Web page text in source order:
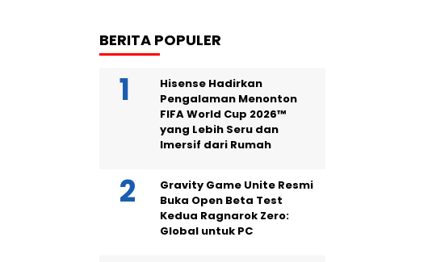
BERITA POPULER
Hisense Hadirkan
Pengalaman Menonton
FIFA World Cup 2026™
yang Lebih Seru dan
Imersif dari Rumah
Gravity Game Unite Resmi
Buka Open Beta Test
Kedua Ragnarok Zero:
Global untuk PC